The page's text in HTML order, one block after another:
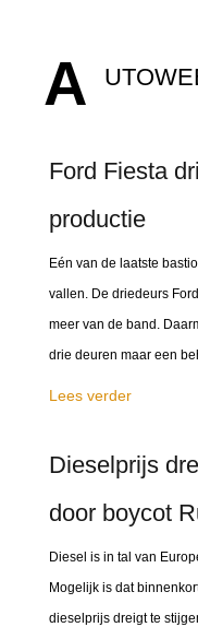
A
Ford Fiesta
productie
Eén van de laatste
vallen. De driedeurs
meer van de band.
drie deuren maar een
Lees verder
Dieselprijs
door boycot
Diesel is in tal van
Mogelijk is dat
dieselprijs dreigt te